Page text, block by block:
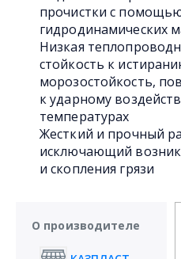
прочистки с
гидродинамических
Низкая
стойкость к
морозостойкость,
к ударному
температурах
Жесткий и прочный
исключающий
и скопления грязи
О производителе